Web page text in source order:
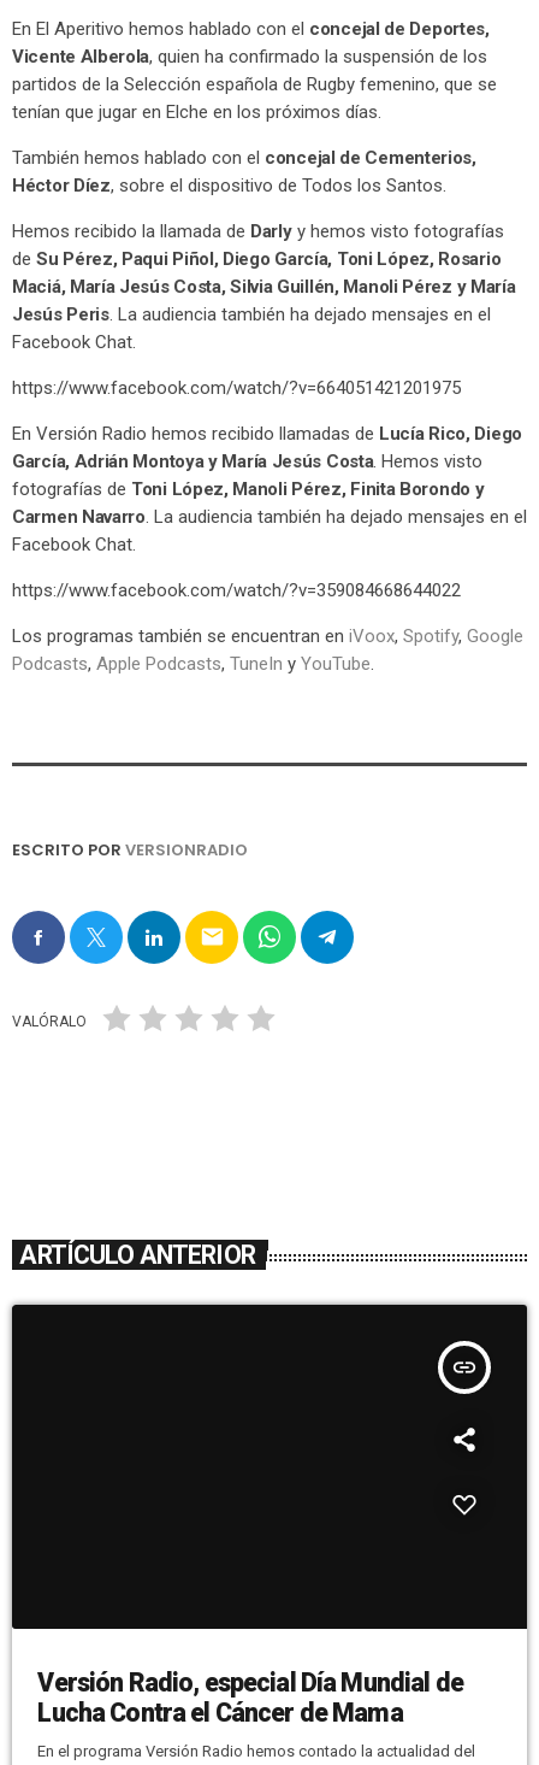
En El Aperitivo hemos hablado con el concejal de Deportes,
Vicente Alberola, quien ha confirmado la suspensión de los
partidos de la Selección española de Rugby femenino, que se
tenían que jugar en Elche en los próximos días.
También hemos hablado con el concejal de Cementerios,
Héctor Díez, sobre el dispositivo de Todos los Santos.
Hemos recibido la llamada de Darlyy hemos visto fotografías
de Su Pérez, Paqui Piñol, Diego García, Toni López, Rosario
Maciá, María Jesús Costa, Silvia Guillén, Manoli Pérez y María
Jesús Peris. La audiencia también ha dejado mensajes en el
Facebook Chat.
https://www.facebook.com/watch/?v=664051421201975
En Versión Radio hemos recibido llamadas de Lucía Rico, Diego
García, Adrián Montoya y María Jesús Costa. Hemos visto
fotografías de Toni López, Manoli Pérez, Finita Borondo y
Carmen Navarro . La audiencia también ha dejado mensajes en el
Facebook Chat.
https://www.facebook.com/watch/?v=359084668644022
Los programas también se encuentran en iVoox, Spotify, Google
Podcasts, Apple Podcasts, TuneIn y YouTube
ESCRITO POR VERSIONRADIO
email
VALÓRALO
ARTÍCULO ANTERIOR
insert_link
Versión Radio, especial Día Mundial de
Lucha Contra el Cáncer de Mama
En el programa Versión Radio hemos contado la actualidad del